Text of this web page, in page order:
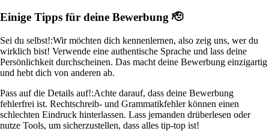
Einige Tipps für deine Bewerbung 🫡
Sei du selbst!:Wir möchten dich kennenlernen, also zeig uns, wer du
wirklich bist! Verwende eine authentische Sprache und lass deine
Persönlichkeit durchscheinen. Das macht deine Bewerbung einzigartig
und hebt dich von anderen ab.
Pass auf die Details auf!:Achte darauf, dass deine Bewerbung
fehlerfrei ist. Rechtschreib- und Grammatikfehler können einen
schlechten Eindruck hinterlassen. Lass jemanden drüberlesen oder
nutze Tools, um sicherzustellen, dass alles tip-top ist!